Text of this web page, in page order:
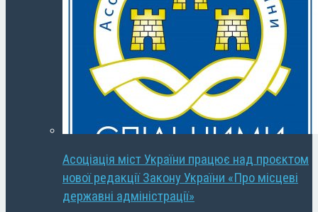
Асоціація міст України працює над проєктом
нової редакції Закону України «Про місцеві
державні адміністрації»